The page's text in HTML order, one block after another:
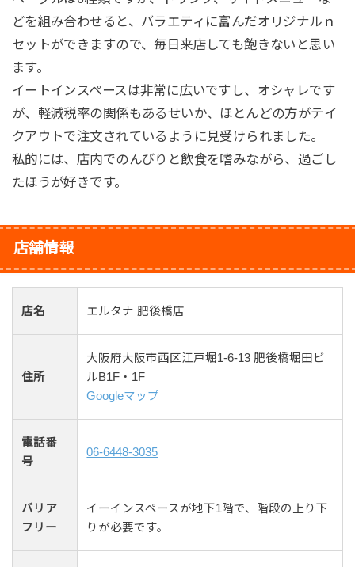
どを組み合わせると、バラエティに富んだオリジナルｎ
セットができますので、毎日来店しても飽きないと思い
ます。
イートインスペースは非常に広いですし、オシャレです
が、軽減税率の関係もあるせいか、ほとんどの方がテイ
クアウトで注文されているように見受けられました。
私的には、店内でのんびりと飲食を嗜みながら、過ごし
たほうが好きです。
店舗情報
店名 エルタナ 肥後橋店
住所
大阪府大阪市西区江戸堀1-6-13 肥後橋堀田ビ
ルB1F・1F
Googleマップ
電話番
号
06-6448-3035
バリア
フリー
イーインスペースが地下1階で、階段の上り下
りが必要です。